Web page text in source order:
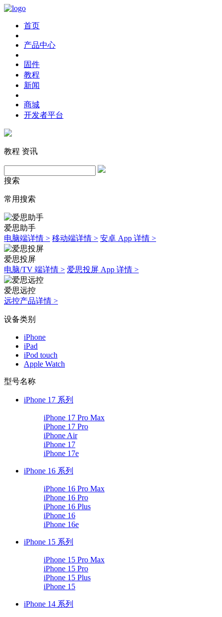
首页
产品中心
固件
教程
新闻
商城
开发者平台
教程 资讯
搜索
常用搜索
爱思助手
电脑端详情 > 移动端详情 > 安卓 App 详情 >
爱思投屏
电脑/TV 端详情 > 爱思投屏 App 详情 >
爱思远控
远控产品详情 >
设备类别
iPhone
iPad
iPod touch
Apple Watch
型号名称
iPhone 17 系列
iPhone 17 Pro Max
iPhone 17 Pro
iPhone Air
iPhone 17
iPhone 17e
iPhone 16 系列
iPhone 16 Pro Max
iPhone 16 Pro
iPhone 16 Plus
iPhone 16
iPhone 16e
iPhone 15 系列
iPhone 15 Pro Max
iPhone 15 Pro
iPhone 15 Plus
iPhone 15
iPhone 14 系列